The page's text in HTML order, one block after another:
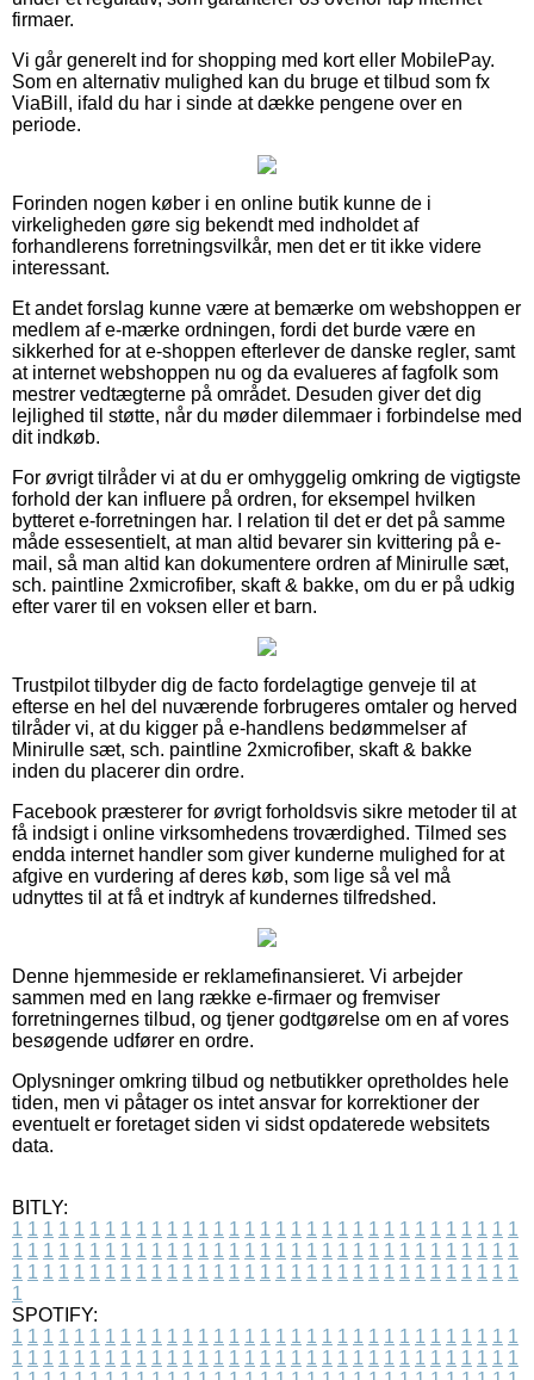
firmaer.
Vi går generelt ind for shopping med kort eller MobilePay.
Som en alternativ mulighed kan du bruge et tilbud som fx
ViaBill, ifald du har i sinde at dække pengene over en
periode.
Forinden nogen køber i en online butik kunne de i
virkeligheden gøre sig bekendt med indholdet af
forhandlerens forretningsvilkår, men det er tit ikke videre
interessant.
Et andet forslag kunne være at bemærke om webshoppen er
medlem af e-mærke ordningen, fordi det burde være en
sikkerhed for at e-shoppen efterlever de danske regler, samt
at internet webshoppen nu og da evalueres af fagfolk som
mestrer vedtægterne på området. Desuden giver det dig
lejlighed til støtte, når du møder dilemmaer i forbindelse med
dit indkøb.
For øvrigt tilråder vi at du er omhyggelig omkring de vigtigste
forhold der kan influere på ordren, for eksempel hvilken
bytteret e-forretningen har. I relation til det er det på samme
måde essesentielt, at man altid bevarer sin kvittering på e-
mail, så man altid kan dokumentere ordren af Minirulle sæt,
sch. paintline 2xmicrofiber, skaft & bakke, om du er på udkig
efter varer til en voksen eller et barn.
Trustpilot tilbyder dig de facto fordelagtige genveje til at
efterse en hel del nuværende forbrugeres omtaler og herved
tilråder vi, at du kigger på e-handlens bedømmelser af
Minirulle sæt, sch. paintline 2xmicrofiber, skaft & bakke
inden du placerer din ordre.
Facebook præsterer for øvrigt forholdsvis sikre metoder til at
få indsigt i online virksomhedens troværdighed. Tilmed ses
endda internet handler som giver kunderne mulighed for at
afgive en vurdering af deres køb, som lige så vel må
udnyttes til at få et indtryk af kundernes tilfredshed.
Denne hjemmeside er reklamefinansieret. Vi arbejder
sammen med en lang række e-firmaer og fremviser
forretningernes tilbud, og tjener godtgørelse om en af vores
besøgende udfører en ordre.
Oplysninger omkring tilbud og netbutikker opretholdes hele
tiden, men vi påtager os intet ansvar for korrektioner der
eventuelt er foretaget siden vi sidst opdaterede websitets
data.
BITLY:
1 1 1 1 1 1 1 1 1 1 1 1 1 1 1 1 1 1 1 1 1 1 1 1 1 1 1 1 1 1 1 1 1
1 1 1 1 1 1 1 1 1 1 1 1 1 1 1 1 1 1 1 1 1 1 1 1 1 1 1 1 1 1 1 1 1
1 1 1 1 1 1 1 1 1 1 1 1 1 1 1 1 1 1 1 1 1 1 1 1 1 1 1 1 1 1 1 1 1
1
SPOTIFY:
1 1 1 1 1 1 1 1 1 1 1 1 1 1 1 1 1 1 1 1 1 1 1 1 1 1 1 1 1 1 1 1 1
1 1 1 1 1 1 1 1 1 1 1 1 1 1 1 1 1 1 1 1 1 1 1 1 1 1 1 1 1 1 1 1 1